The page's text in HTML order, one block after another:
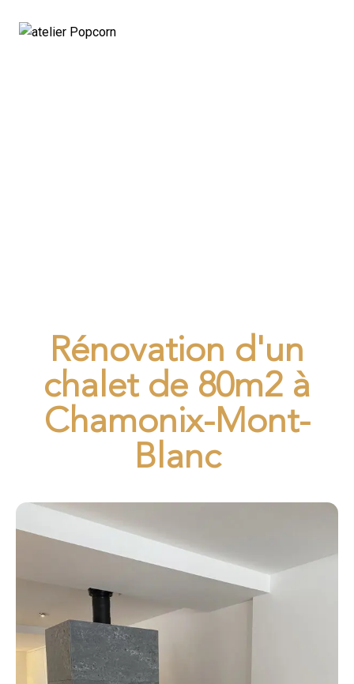
Rénovation d'un
chalet de 80m2 à
Chamonix-Mont-
Blanc